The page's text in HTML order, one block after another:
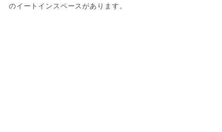
のイートインスペースがあります。